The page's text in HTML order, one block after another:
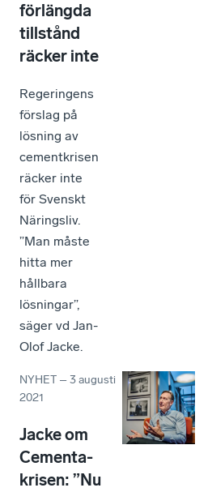
förlängda
tillstånd
räcker inte
Regeringens
förslag på
lösning av
cementkrisen
räcker inte
för Svenskt
Näringsliv.
”Man måste
hitta mer
hållbara
lösningar”,
säger vd Jan-
Olof Jacke.
NYHET –3 augusti
2021
Jacke om
Cementa-
krisen: ”Nu